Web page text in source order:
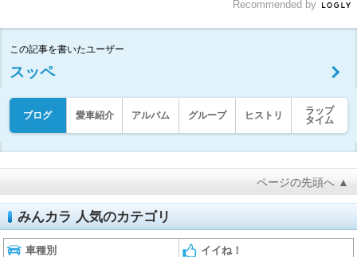
Recommended by
この記事を書いたユーザー
スッペ
ブログ 愛車紹介 アルバム グループ ヒストリ
ラップ
タイム
ページの先頭へ ▲
みんカラ 人気のカテゴリ
車種別 イイね！